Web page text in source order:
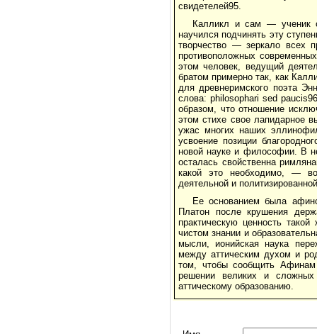
свидетелей95.
Калликл и сам — ученик
научился подчинять эту
творчество — зеркало всех
противоположных
этом человек, ведущий
братом примерно так, как
для древнеримского поэта
слова: philosophari sed
образом, что отношение
этом стихе свое лапидарное
ужас многих наших
усвоение позиции
новой науке и философии. В
осталась свойственна
какой это необходимо, —
деятельной и
Ее основанием была
Платон после крушения
практическую ценность
чистом знании и
мысли, ионийская наука
между аттическим духом и
том, чтобы сообщить Афинам
решении великих и сложных
аттическому образованию.